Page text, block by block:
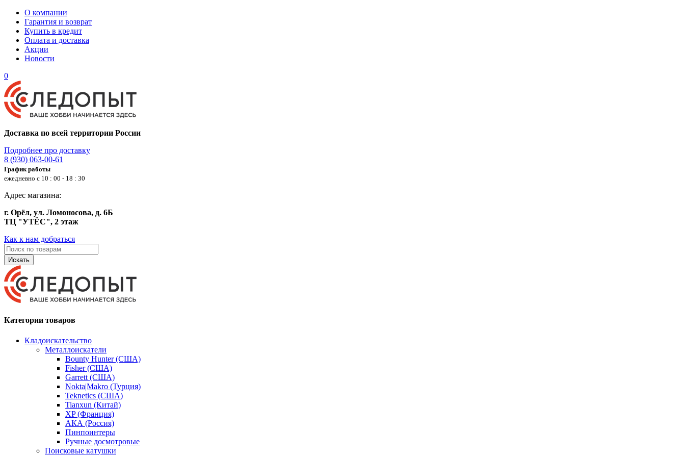
О компании
Гарантия и возврат
Купить в кредит
Оплата и доставка
Акции
Новости
0
Доставка по всей территории России
Подробнее про доставку
8 (930) 063-00-61
График работы
ежедневно с 10 : 00 - 18 : 30
Адрес магазина:
г. Орёл, ул. Ломоносова, д. 6Б
ТЦ "УТЁС", 2 этаж
Как к нам добраться
Искать
Категории товаров
Кладоискательство
Металлоискатели
Bounty Hunter (США)
Fisher (США)
Garrett (США)
Nokta|Makro (Турция)
Teknetics (США)
Tianxun (Китай)
XP (Франция)
АКА (Россия)
Пинпоинтеры
Ручные досмотровые
Поисковые катушки